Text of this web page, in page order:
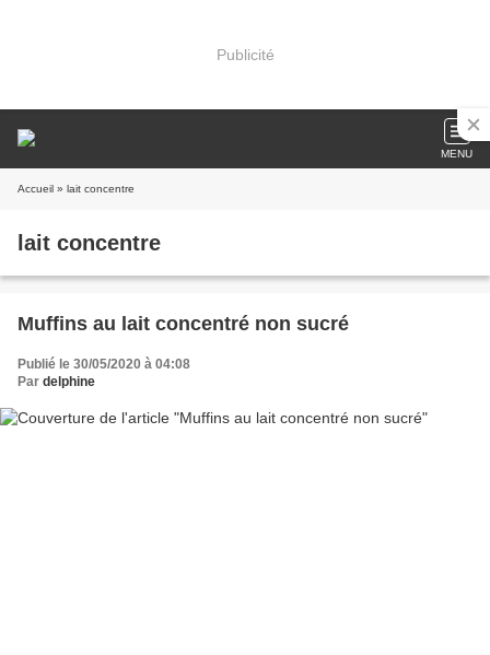
Publicité
MENU
Accueil » lait concentre
lait concentre
Muffins au lait concentré non sucré
Publié le 30/05/2020 à 04:08
Par delphine